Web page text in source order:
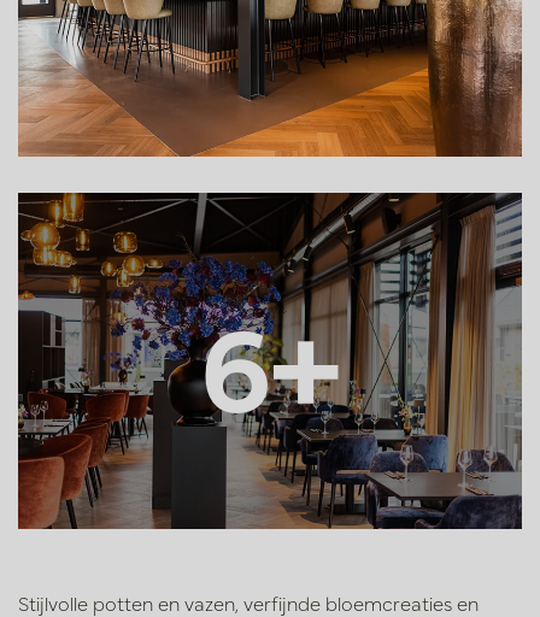
6+
Stijlvolle potten en vazen, verfijnde bloemcreaties en